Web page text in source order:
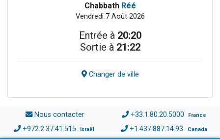
Chabbath Réé
Vendredi 7 Août 2026
Entrée à 20:20
Sortie à 21:22
Changer de ville
Nous contacter +33.1.80.20.5000 France
+972.2.37.41.515 Israël +1.437.887.14.93 Canada